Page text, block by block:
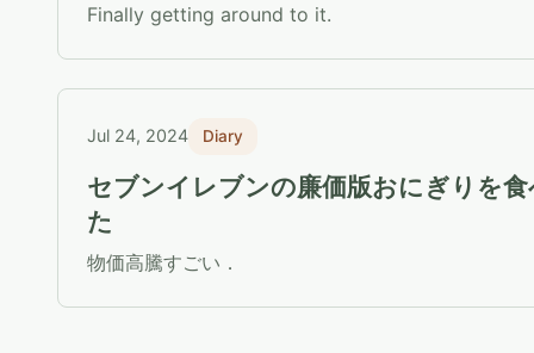
Finally getting around to it.
Jul 24, 2024 Diary
セブンイレブンの廉価版おにぎりを食
た
物価高騰すごい．